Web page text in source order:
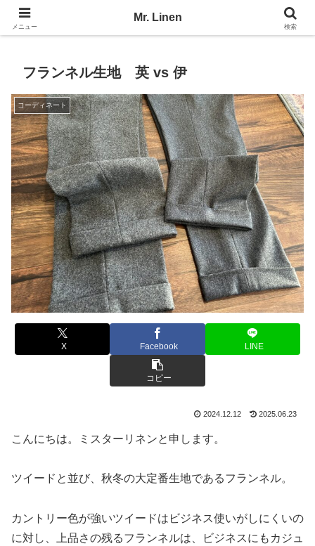
No Linen, No Life
フランネル生地 英 vs 伊
コーディネート
X Facebook LINE
コピー
2024.12.12 2025.06.23
こんにちは。ミスターリネンと申します。
ツイードと並び、秋冬の大定番生地であるフランネル。
カントリー色が強いツイードはビジネス使いがしにくいの
に対し、上品さの残るフランネルは、ビジネスにもカジュ
メニュー
Mr. Linen
検索